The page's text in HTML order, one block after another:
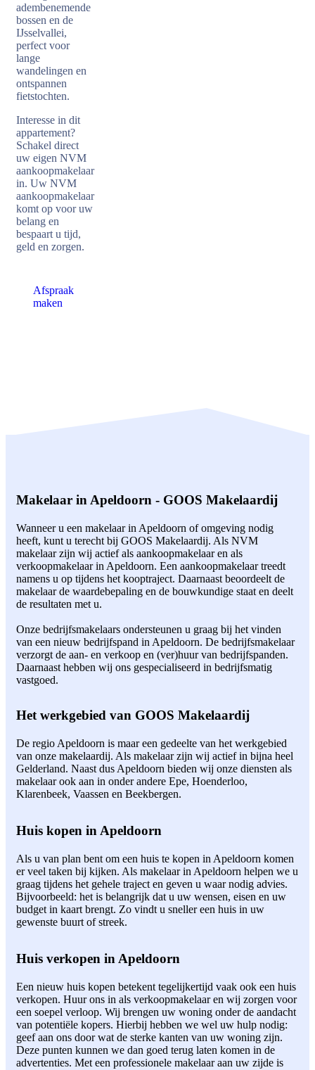
adembenemende
bossen en de
IJsselvallei,
perfect voor
lange
wandelingen en
ontspannen
fietstochten.
Interesse in dit
appartement?
Schakel direct
uw eigen NVM
aankoopmakelaar
in. Uw NVM
aankoopmakelaar
komt op voor uw
belang en
bespaart u tijd,
geld en zorgen.
Afspraak
maken
Makelaar in Apeldoorn - GOOS Makelaardij
Wanneer u een makelaar in Apeldoorn of omgeving nodig
heeft, kunt u terecht bij GOOS Makelaardij. Als NVM
makelaar zijn wij actief als aankoopmakelaar en als
verkoopmakelaar in Apeldoorn. Een aankoopmakelaar treedt
namens u op tijdens het kooptraject. Daarnaast beoordeelt de
makelaar de waardebepaling en de bouwkundige staat en deelt
de resultaten met u.
Onze bedrijfsmakelaars ondersteunen u graag bij het vinden
van een nieuw bedrijfspand in Apeldoorn. De bedrijfsmakelaar
verzorgt de aan- en verkoop en (ver)huur van bedrijfspanden.
Daarnaast hebben wij ons gespecialiseerd in bedrijfsmatig
vastgoed.
Het werkgebied van GOOS Makelaardij
De regio Apeldoorn is maar een gedeelte van het werkgebied
van onze makelaardij. Als makelaar zijn wij actief in bijna heel
Gelderland. Naast dus Apeldoorn bieden wij onze diensten als
makelaar ook aan in onder andere Epe, Hoenderloo,
Klarenbeek, Vaassen en Beekbergen.
Huis kopen in Apeldoorn
Als u van plan bent om een huis te kopen in Apeldoorn komen
er veel taken bij kijken. Als makelaar in Apeldoorn helpen we u
graag tijdens het gehele traject en geven u waar nodig advies.
Bijvoorbeeld: het is belangrijk dat u uw wensen, eisen en uw
budget in kaart brengt. Zo vindt u sneller een huis in uw
gewenste buurt of streek.
Huis verkopen in Apeldoorn
Een nieuw huis kopen betekent tegelijkertijd vaak ook een huis
verkopen. Huur ons in als verkoopmakelaar en wij zorgen voor
een soepel verloop. Wij brengen uw woning onder de aandacht
van potentiële kopers. Hierbij hebben we wel uw hulp nodig:
geef aan ons door wat de sterke kanten van uw woning zijn.
Deze punten kunnen we dan goed terug laten komen in de
advertenties. Met een professionele makelaar aan uw zijde is